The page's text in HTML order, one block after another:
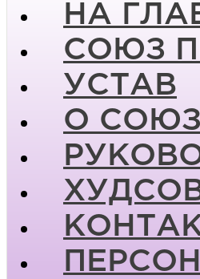
НА
СОЮЗ
УСТАВ
О